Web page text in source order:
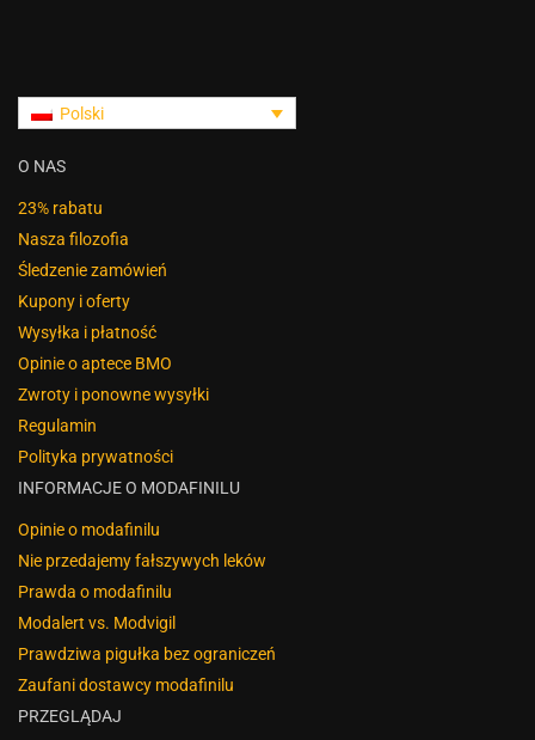
Polski
O NAS
23% rabatu
Nasza filozofia
Śledzenie zamówień
Kupony i oferty
Wysyłka i płatność
Opinie o aptece BMO
Zwroty i ponowne wysyłki
Regulamin
Polityka prywatności
INFORMACJE O MODAFINILU
Opinie o modafinilu
Nie przedajemy fałszywych leków
Prawda o modafinilu
Modalert vs. Modvigil
Prawdziwa pigułka bez ograniczeń
Zaufani dostawcy modafinilu
PRZEGLĄDAJ